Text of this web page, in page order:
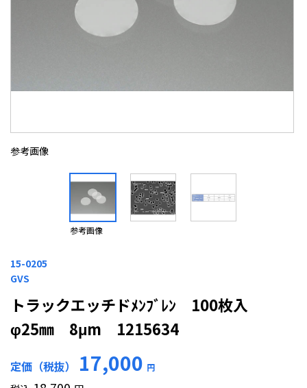
参考画像
参考画像
15-0205
GVS
トラックエッチドﾒﾝﾌﾞﾚﾝ 100枚入
φ25㎜ 8μm 1215634
定価（税抜） 17,000 円